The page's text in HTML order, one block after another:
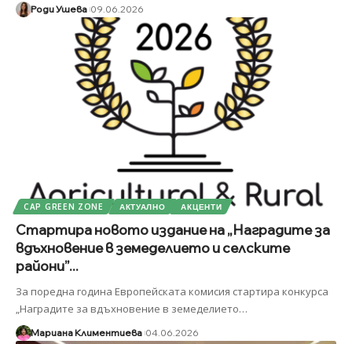
Роди Ушева 09.06.2026
CAP GREEN ZONE АКТУАЛНО АКЦЕНТИ
Стартира новото издание на „Наградите за
вдъхновение в земеделието и селските
райони”...
За поредна година Европейската комисия стартира конкурса
„Наградите за вдъхновение в земеделието…
Мариана Климентиева 04.06.2026